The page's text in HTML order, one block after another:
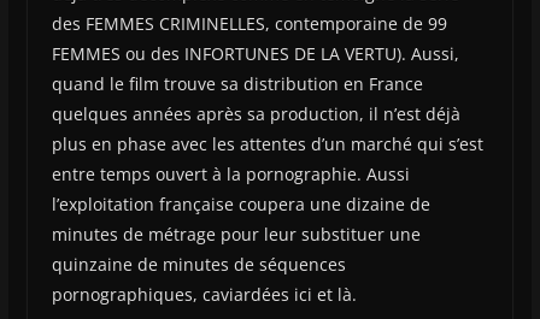
des FEMMES CRIMINELLES, contemporaine de 99
FEMMES ou des INFORTUNES DE LA VERTU). Aussi,
quand le film trouve sa distribution en France
quelques années après sa production, il n’est déjà
plus en phase avec les attentes d’un marché qui s’est
entre temps ouvert à la pornographie. Aussi
l’exploitation française coupera une dizaine de
minutes de métrage pour leur substituer une
quinzaine de minutes de séquences
pornographiques, caviardées ici et là.